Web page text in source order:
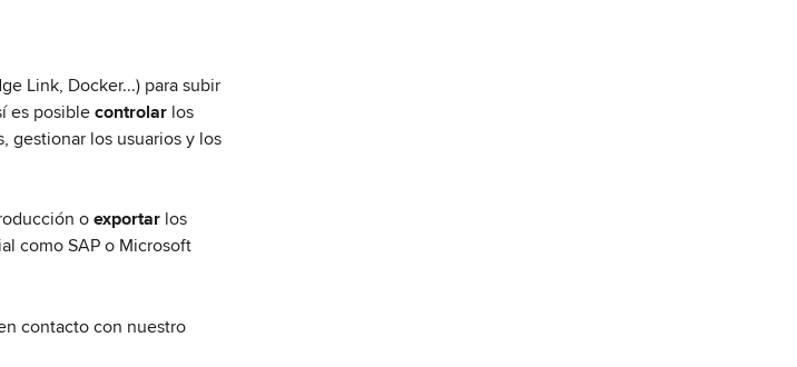
Link, Docker...) para subir
es posible controlar los
gestionar los usuarios y los
o exportar los
como SAP o Microsoft
contacto con nuestro